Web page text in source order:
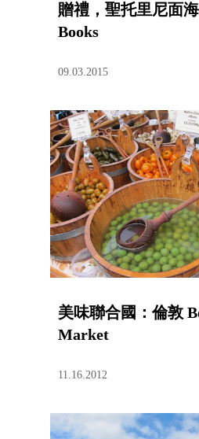
贈禮，聖托里尼面
Books
09.03.2015
美味聯合國：倫敦
Market
11.16.2012